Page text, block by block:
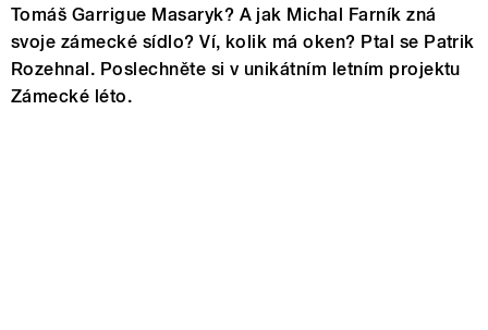
Tomáš Garrigue Masaryk? A jak Michal Farník zná
svoje zámecké sídlo? Ví, kolik má oken? Ptal se Patrik
Rozehnal. Poslechněte si v unikátním letním projektu
Zámecké léto.